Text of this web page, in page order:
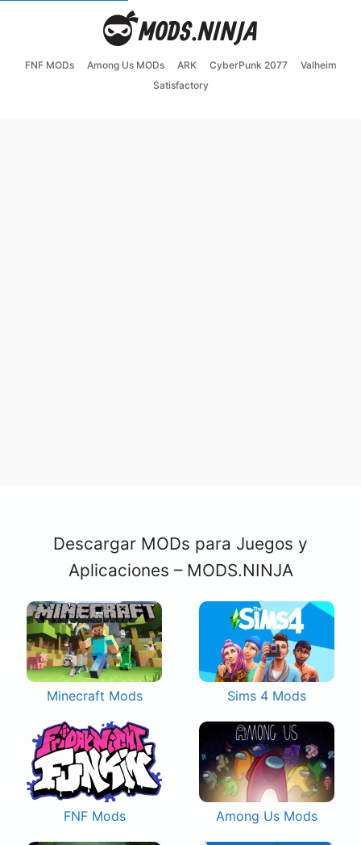
FNF MODs Among Us MODs ARK CyberPunk 2077
Valheim
Satisfactory
Descargar MODs para Juegos y
Aplicaciones – MODS.NINJA
Minecraft Mods Sims 4 Mods
FNF Mods Among Us Mods